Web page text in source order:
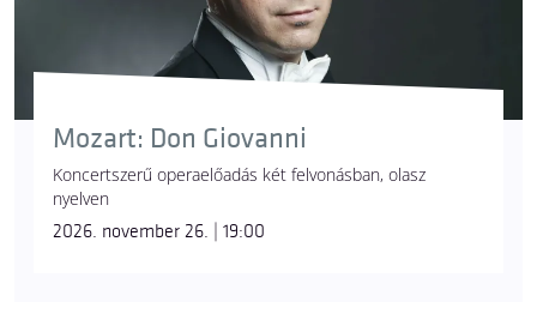
Mozart: Don Giovanni
Koncertszerű operaelőadás két felvonásban, olasz
nyelven
2026. november 26. | 19:00